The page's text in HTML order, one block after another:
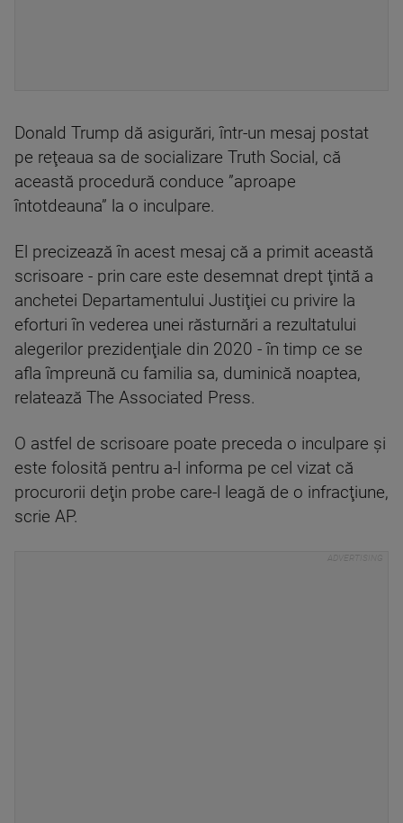
Donald Trump dă asigurări, într-un mesaj postat
pe reţeaua sa de socializare Truth Social, că
această procedură conduce ”aproape
întotdeauna” la o inculpare.
El precizează în acest mesaj că a primit această
scrisoare - prin care este desemnat drept ţintă a
anchetei Departamentului Justiţiei cu privire la
eforturi în vederea unei răsturnări a rezultatului
alegerilor prezidenţiale din 2020 - în timp ce se
afla împreună cu familia sa, duminică noaptea,
relatează The Associated Press.
O astfel de scrisoare poate preceda o inculpare şi
este folosită pentru a-l informa pe cel vizat că
procurorii deţin probe care-l leagă de o infracţiune,
scrie AP.